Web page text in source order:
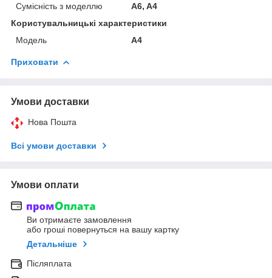
Сумісність з моделлю
A6, A4
Користувальницькі характеристики
Мoдель
A4
Приховати
Умови доставки
Нова Пошта
Всі умови доставки
Умови оплати
Ви отримаєте замовлення
або гроші повернуться на вашу картку
Детальніше
Післяплата